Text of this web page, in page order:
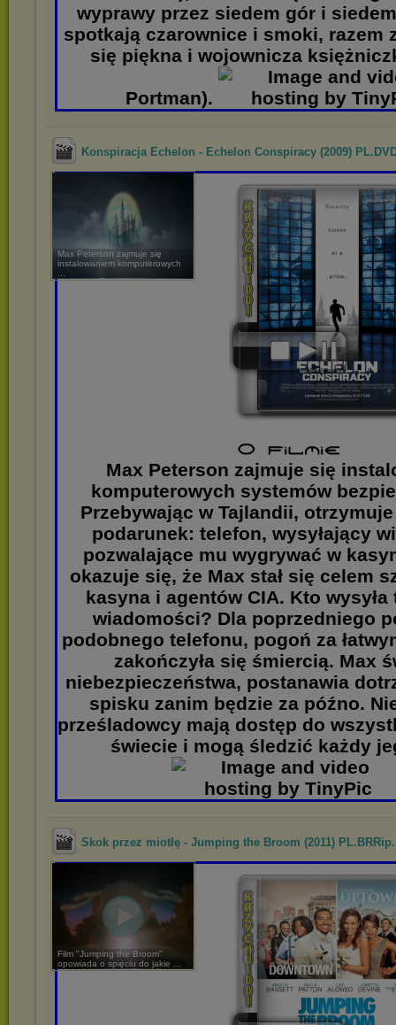
wyprawy przez siedem gór i
spotkają czarownice i smoki, razem
się piękna i wojownicza
Portman).
Konspiracja Echelon - Echelon Conspiracy (2009)
Max Peterson zajmuje się
instalowaniem komputerowych
Max Peterson zajmuje się
komputerowych systemów
Przebywając w Tajlandii,
podarunek: telefon, wysyłający
pozwalające mu wygrywać w
okazuje się, że Max stał się celem
kasyna i agentów CIA. Kto
wiadomości? Dla poprzedniego
podobnego telefonu, pogoń za
zakończyła się śmiercią. Max
niebezpieczeństwa, postanawia
spisku zanim będzie za późno.
prześladowcy mają dostęp do
świecie i mogą śledzić każdy
Skok przez miotłę - Jumping the Broom (2011)
Film "Jumping the Broom"
opowiada o spięciu do jakie ...